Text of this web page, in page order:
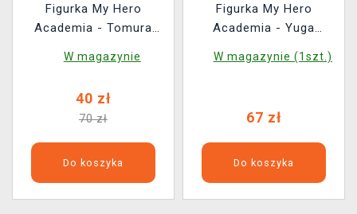
Figurka My Hero
Academia - Tomura
Edition (Funko POP!
W magazynie
40 zł
70 zł
Do koszyka
Figurka My Hero
Academia - Yuga
Animation 1144)
W magazynie (1szt.)
67 zł
Do koszyka